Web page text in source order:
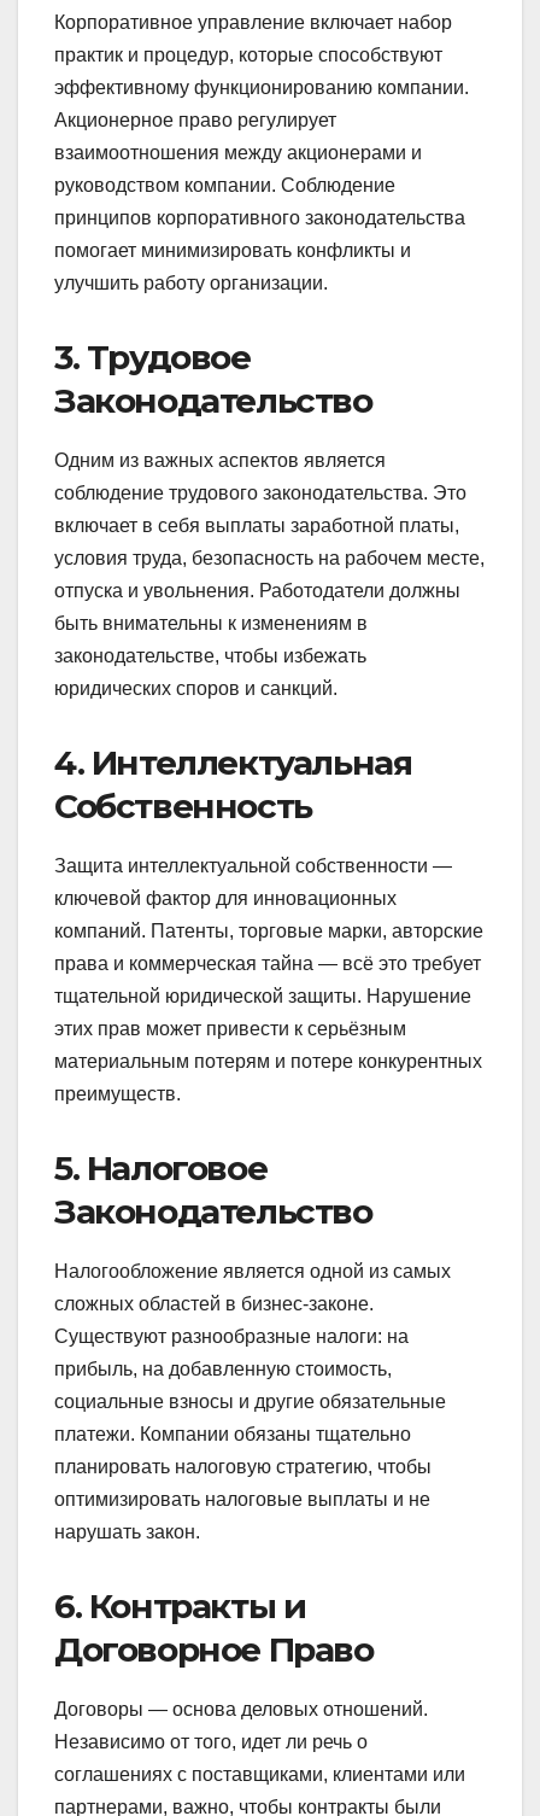
Корпоративное управление включает набор
практик и процедур, которые способствуют
эффективному функционированию компании.
Акционерное право регулирует
взаимоотношения между акционерами и
руководством компании. Соблюдение
принципов корпоративного законодательства
помогает минимизировать конфликты и
улучшить работу организации.
3. Трудовое
Законодательство
Одним из важных аспектов является
соблюдение трудового законодательства. Это
включает в себя выплаты заработной платы,
условия труда, безопасность на рабочем месте,
отпуска и увольнения. Работодатели должны
быть внимательны к изменениям в
законодательстве, чтобы избежать
юридических споров и санкций.
4. Интеллектуальная
Собственность
Защита интеллектуальной собственности —
ключевой фактор для инновационных
компаний. Патенты, торговые марки, авторские
права и коммерческая тайна — всё это требует
тщательной юридической защиты. Нарушение
этих прав может привести к серьёзным
материальным потерям и потере конкурентных
преимуществ.
5. Налоговое
Законодательство
Налогообложение является одной из самых
сложных областей в бизнес-законе.
Существуют разнообразные налоги: на
прибыль, на добавленную стоимость,
социальные взносы и другие обязательные
платежи. Компании обязаны тщательно
планировать налоговую стратегию, чтобы
оптимизировать налоговые выплаты и не
нарушать закон.
6. Контракты и
Договорное Право
Договоры — основа деловых отношений.
Независимо от того, идет ли речь о
соглашениях с поставщиками, клиентами или
партнерами, важно, чтобы контракты были